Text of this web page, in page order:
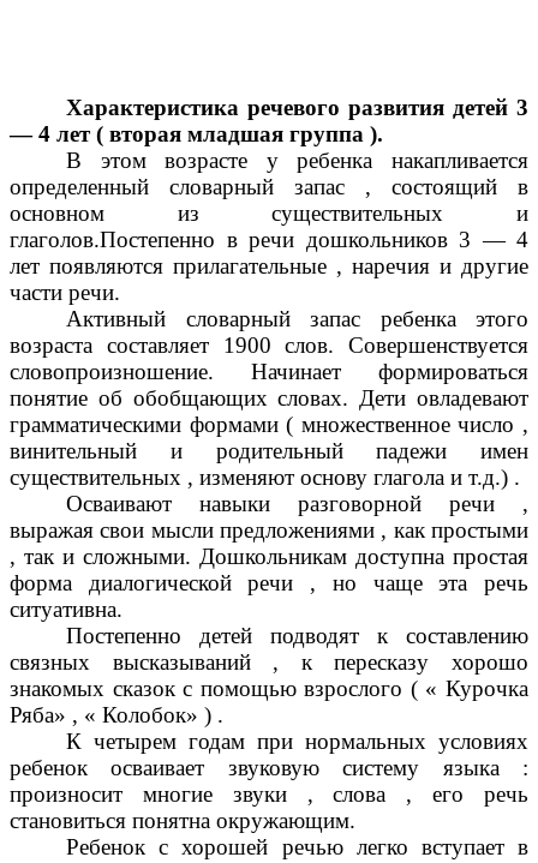
Характеристика речевого развития детей 3
— 4 лет ( вторая младшая группа ).
В этом возрасте у ребенка накапливается
определенный словарный запас , состоящий в
основном из существительных и
глаголов.Постепенно в речи дошкольников 3 — 4
лет появляются прилагательные , наречия и другие
части речи.
Активный словарный запас ребенка этого
возраста составляет 1900 слов. Совершенствуется
словопроизношение. Начинает формироваться
понятие об обобщающих словах. Дети овладевают
грамматическими формами ( множественное число ,
винительный и родительный падежи имен
существительных , изменяют основу глагола и т.д.) .
Осваивают навыки разговорной речи ,
выражая свои мысли предложениями , как простыми
, так и сложными. Дошкольникам доступна простая
форма диалогической речи , но чаще эта речь
ситуативна.
Постепенно детей подводят к составлению
связных высказываний , к пересказу хорошо
знакомых сказок с помощью взрослого ( « Курочка
Ряба» , « Колобок» ) .
К четырем годам при нормальных условиях
ребенок осваивает звуковую систему языка :
произносит многие звуки , слова , его речь
становиться понятна окружающим.
Ребенок с хорошей речью легко вступает в